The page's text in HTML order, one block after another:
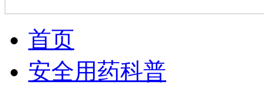
首页
安全用药科普